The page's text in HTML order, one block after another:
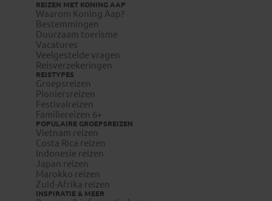
REIZEN MET KONING AAP
Waarom Koning Aap?
Bestemmingen
Duurzaam toerisme
Vacatures
Veelgestelde vragen
Reisverzekeringen
REISTYPES
Groepsreizen
Pioniersreizen
Festivalreizen
Familiereizen 6+
POPULAIRE GROEPSREIZEN
Vietnam reizen
Costa Rica reizen
Indonesie reizen
Japan reizen
Marokko reizen
Zuid-Afrika reizen
INSPIRATIE & MEER